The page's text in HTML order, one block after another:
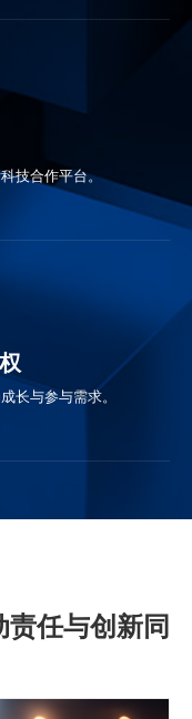
技合作平台。
长与参与需求。
任与创新同